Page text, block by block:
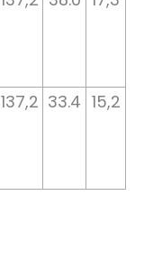
137,2 33.4 15,2